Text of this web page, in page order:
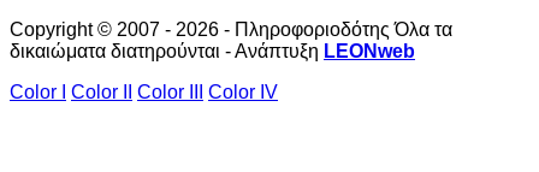
Copyright © 2007 - 2026 - Πληροφοριοδότης Όλα τα
δικαιώματα διατηρούνται - Ανάπτυξη LEONweb
Color I
Color II Color III Color IV